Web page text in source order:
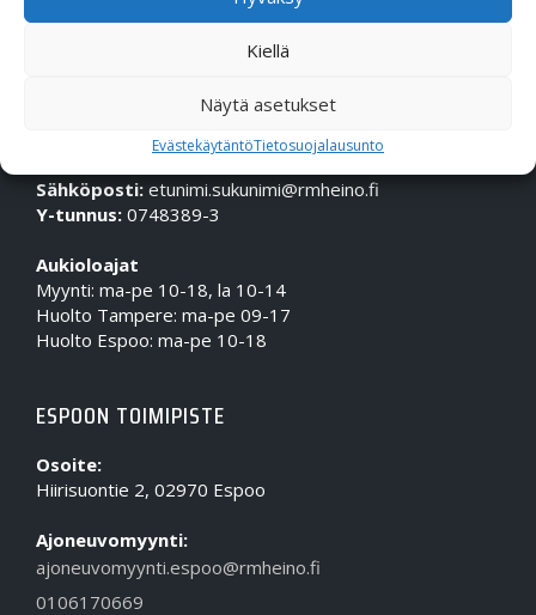
Kiellä
Näytä asetukset
EvästekäytäntöTietosuojalausunto
OTA MEIHIN YHTEYTTÄ!
Sähköposti: etunimi.sukunimi@rmheino.fi
Y-tunnus: 0748389-3
Aukioloajat
Myynti: ma-pe 10-18, la 10-14
Huolto Tampere: ma-pe 09-17
Huolto Espoo: ma-pe 10-18
ESPOON TOIMIPISTE
Osoite:
Hiirisuontie 2, 02970 Espoo
Ajoneuvomyynti:
ajoneuvomyynti.espoo@rmheino.fi
0106170669